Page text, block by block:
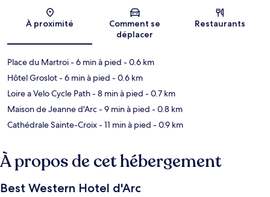
Carte
À proximité
Comment se
déplacer
Restaurants
Place du Martroi- 6 min à pied - 0.6 km
Hôtel Groslot- 6 min à pied - 0.6 km
Loire a Velo Cycle Path- 8 min à pied - 0.7 km
Maison de Jeanne d'Arc- 9 min à pied - 0.8 km
Cathédrale Sainte-Croix- 11 min à pied - 0.9 km
À propos de cet hébergement
Best Western Hotel d'Arc